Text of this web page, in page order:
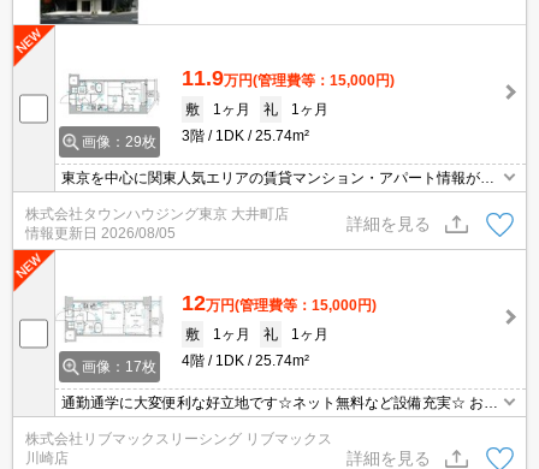
画像：29枚
11.9万円(管理費等：15,000円)
敷
1ヶ月 礼
1ヶ月
3階
1DK 25.74m²
東京を中心に関東人気エリアの賃貸マンション・アパート情報が豊
富！ 直営140店舗以上の 独自のネットワークで最適なマンション・
アパートをお探しします！
株式会社タウンハウジング東京 大井町店
情報更新日 2026/08/05
詳細を見る
画像：17枚
12万円(管理費等：15,000円)
敷
1ヶ月 礼
1ヶ月
4階
1DK 25.74m²
通勤通学に大変便利な好立地です☆ネット無料など設備充実☆ お問
合せ物件のほかにもネット非掲載や空き予定など豊富な物件からご
紹介いたします。お気軽にお問い合わせください☆
株式会社リブマックスリーシング リブマックス
川崎店
詳細を見る